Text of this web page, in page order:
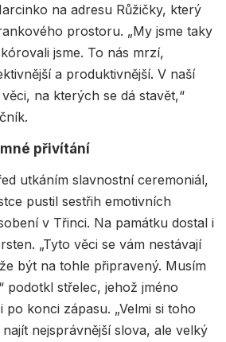
na adresu Růžičky, který
prostoru. „My jsme taky
jsme. To nás mrzí,
a produktivnější. V naší
na kterých se dá stavět,“
přivítání
utkáním slavnostní ceremoniál,
pustil sestřih emotivních
v Třinci. Na památku dostal i
„Tyto věci se vám nestávají
být na tohle připravený. Musím
podotkl střelec, jehož jméno
konci zápasu. „Velmi si toho
nejsprávnější slova, ale velký